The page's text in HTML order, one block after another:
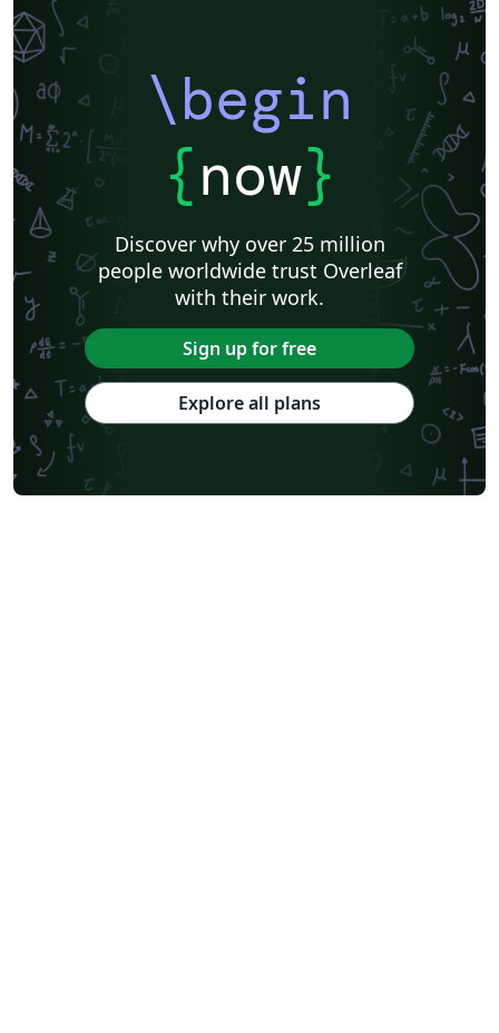
\begin
{now}
Discover why over 25 million
people worldwide trust Overleaf
with their work.
Sign up for free
Explore all plans